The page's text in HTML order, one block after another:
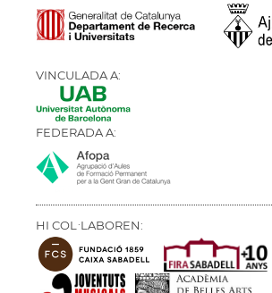
VINCULADA A:
FEDERADA A:
HI COL·LABOREN: